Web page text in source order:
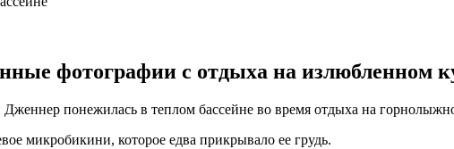
фотографии с отдыха на излюбленном
понежилась в теплом бассейне во время отдыха на
микробикини, которое едва прикрывало ее грудь.